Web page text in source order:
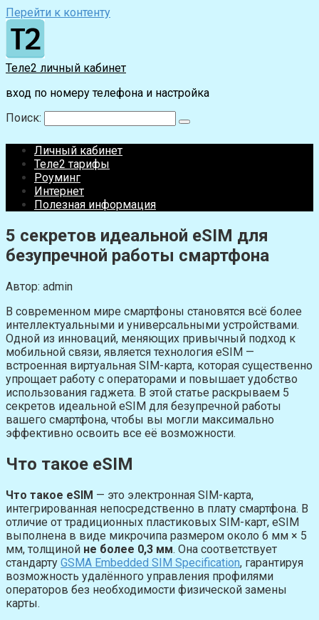
Перейти к контенту
Теле2 личный кабинет
вход по номеру телефона и настройка
Поиск:
Личный кабинет
Теле2 тарифы
Роуминг
Интернет
Полезная информация
5 секретов идеальной eSIM для
безупречной работы смартфона
Автор: admin
В современном мире смартфоны становятся всё более
интеллектуальными и универсальными устройствами.
Одной из инноваций, меняющих привычный подход к
мобильной связи, является технология eSIM —
встроенная виртуальная SIM-карта, которая существенно
упрощает работу с операторами и повышает удобство
использования гаджета. В этой статье раскрываем 5
секретов идеальной eSIM для безупречной работы
вашего смартфона, чтобы вы могли максимально
эффективно освоить все её возможности.
Что такое eSIM
Что такое eSIM — это электронная SIM-карта,
интегрированная непосредственно в плату смартфона. В
отличие от традиционных пластиковых SIM-карт, eSIM
выполнена в виде микрочипа размером около 6 мм × 5
мм, толщиной не более 0,3 мм. Она соответствует
стандарту GSMA Embedded SIM Specification, гарантируя
возможность удалённого управления профилями
операторов без необходимости физической замены
карты.